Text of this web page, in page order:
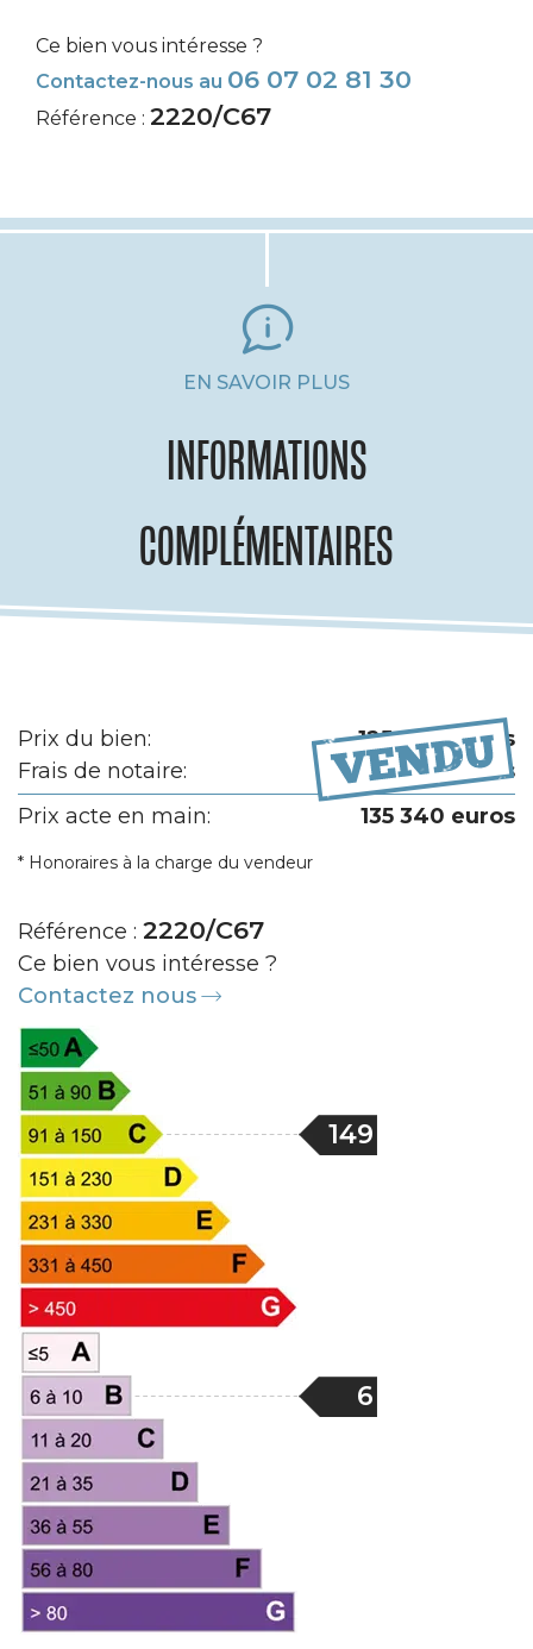
Ce bien vous intéresse ?
Contactez-nous au 06 07 02 81 30
Référence : 2220/C67
EN SAVOIR PLUS
INFORMATIONS
COMPLÉMENTAIRES
Prix du bien:
125 000 euros
Frais de notaire:
10 340 euros
Prix acte en main:
135 340 euros
* Honoraires à la charge du vendeur
Référence : 2220/C67
Ce bien vous intéresse ?
Contactez nous
149
6